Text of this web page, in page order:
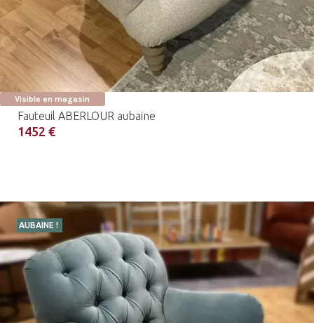
Visible en magasin
Fauteuil ABERLOUR aubaine
1452 €
AUBAINE !